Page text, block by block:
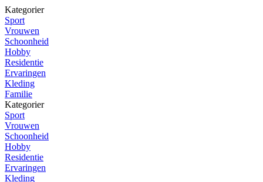
Kategorier
Sport
Vrouwen
Schoonheid
Hobby
Residentie
Ervaringen
Kleding
Familie
Kategorier
Sport
Vrouwen
Schoonheid
Hobby
Residentie
Ervaringen
Kleding